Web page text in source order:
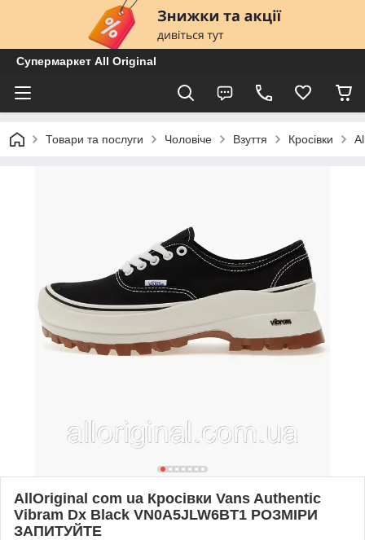
Супермаркет All Original
Товари та послуги Чоловіче Взуття Кросівки
AllOriginal com ua Кросівки Vans Authentic
Vibram Dx Black VN0A5JLW6BT1 РОЗМІРИ
ЗАПИТУЙТЕ